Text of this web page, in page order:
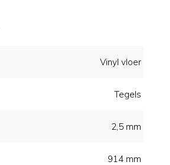
Vinyl vloer
Tegels
2,5 mm
914 mm